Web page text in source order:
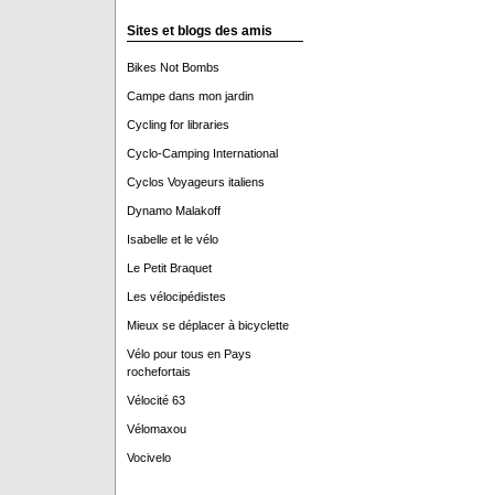
Sites et blogs des amis
Bikes Not Bombs
Campe dans mon jardin
Cycling for libraries
Cyclo-Camping International
Cyclos Voyageurs italiens
Dynamo Malakoff
Isabelle et le vélo
Le Petit Braquet
Les vélocipédistes
Mieux se déplacer à bicyclette
Vélo pour tous en Pays
rochefortais
Vélocité 63
Vélomaxou
Vocivelo